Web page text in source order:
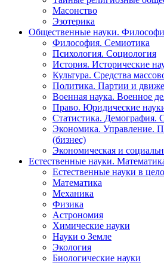
Масонство
Эзотерика
Общественные науки.
Философия. Семиотика
Психология. Социология
История. Исторические
Культура. Средства
Политика. Партии и
Военная наука. Военное
Право. Юридические
Статистика. Демография.
Экономика. Управление.
(бизнес)
Экономическая и
Естественные науки.
Естественные науки в
Математика
Механика
Физика
Астрономия
Химические науки
Науки о Земле
Экология
Биологические науки